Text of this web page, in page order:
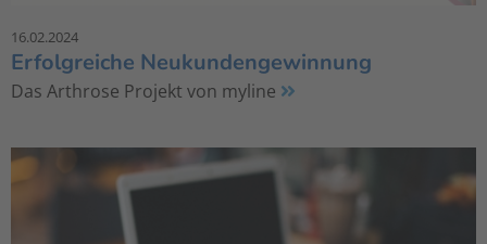
16.02.2024
Erfolgreiche Neukundengewinnung
Das Arthrose Projekt von myline